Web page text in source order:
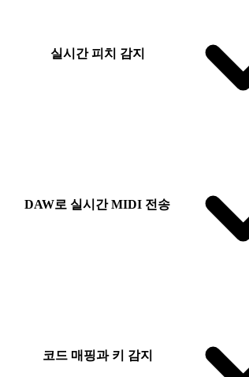
실시간 피치 감지
DAW로 실시간 MIDI 전송
코드 매핑과 키 감지